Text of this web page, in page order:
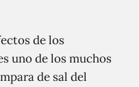
de los
uno de los muchos
de sal del